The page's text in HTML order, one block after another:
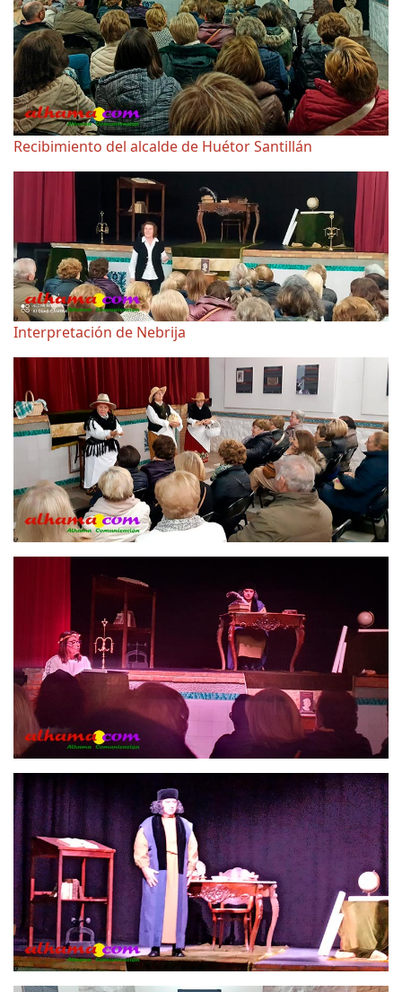
Recibimiento del alcalde de Huétor Santillán
Interpretación de Nebrija